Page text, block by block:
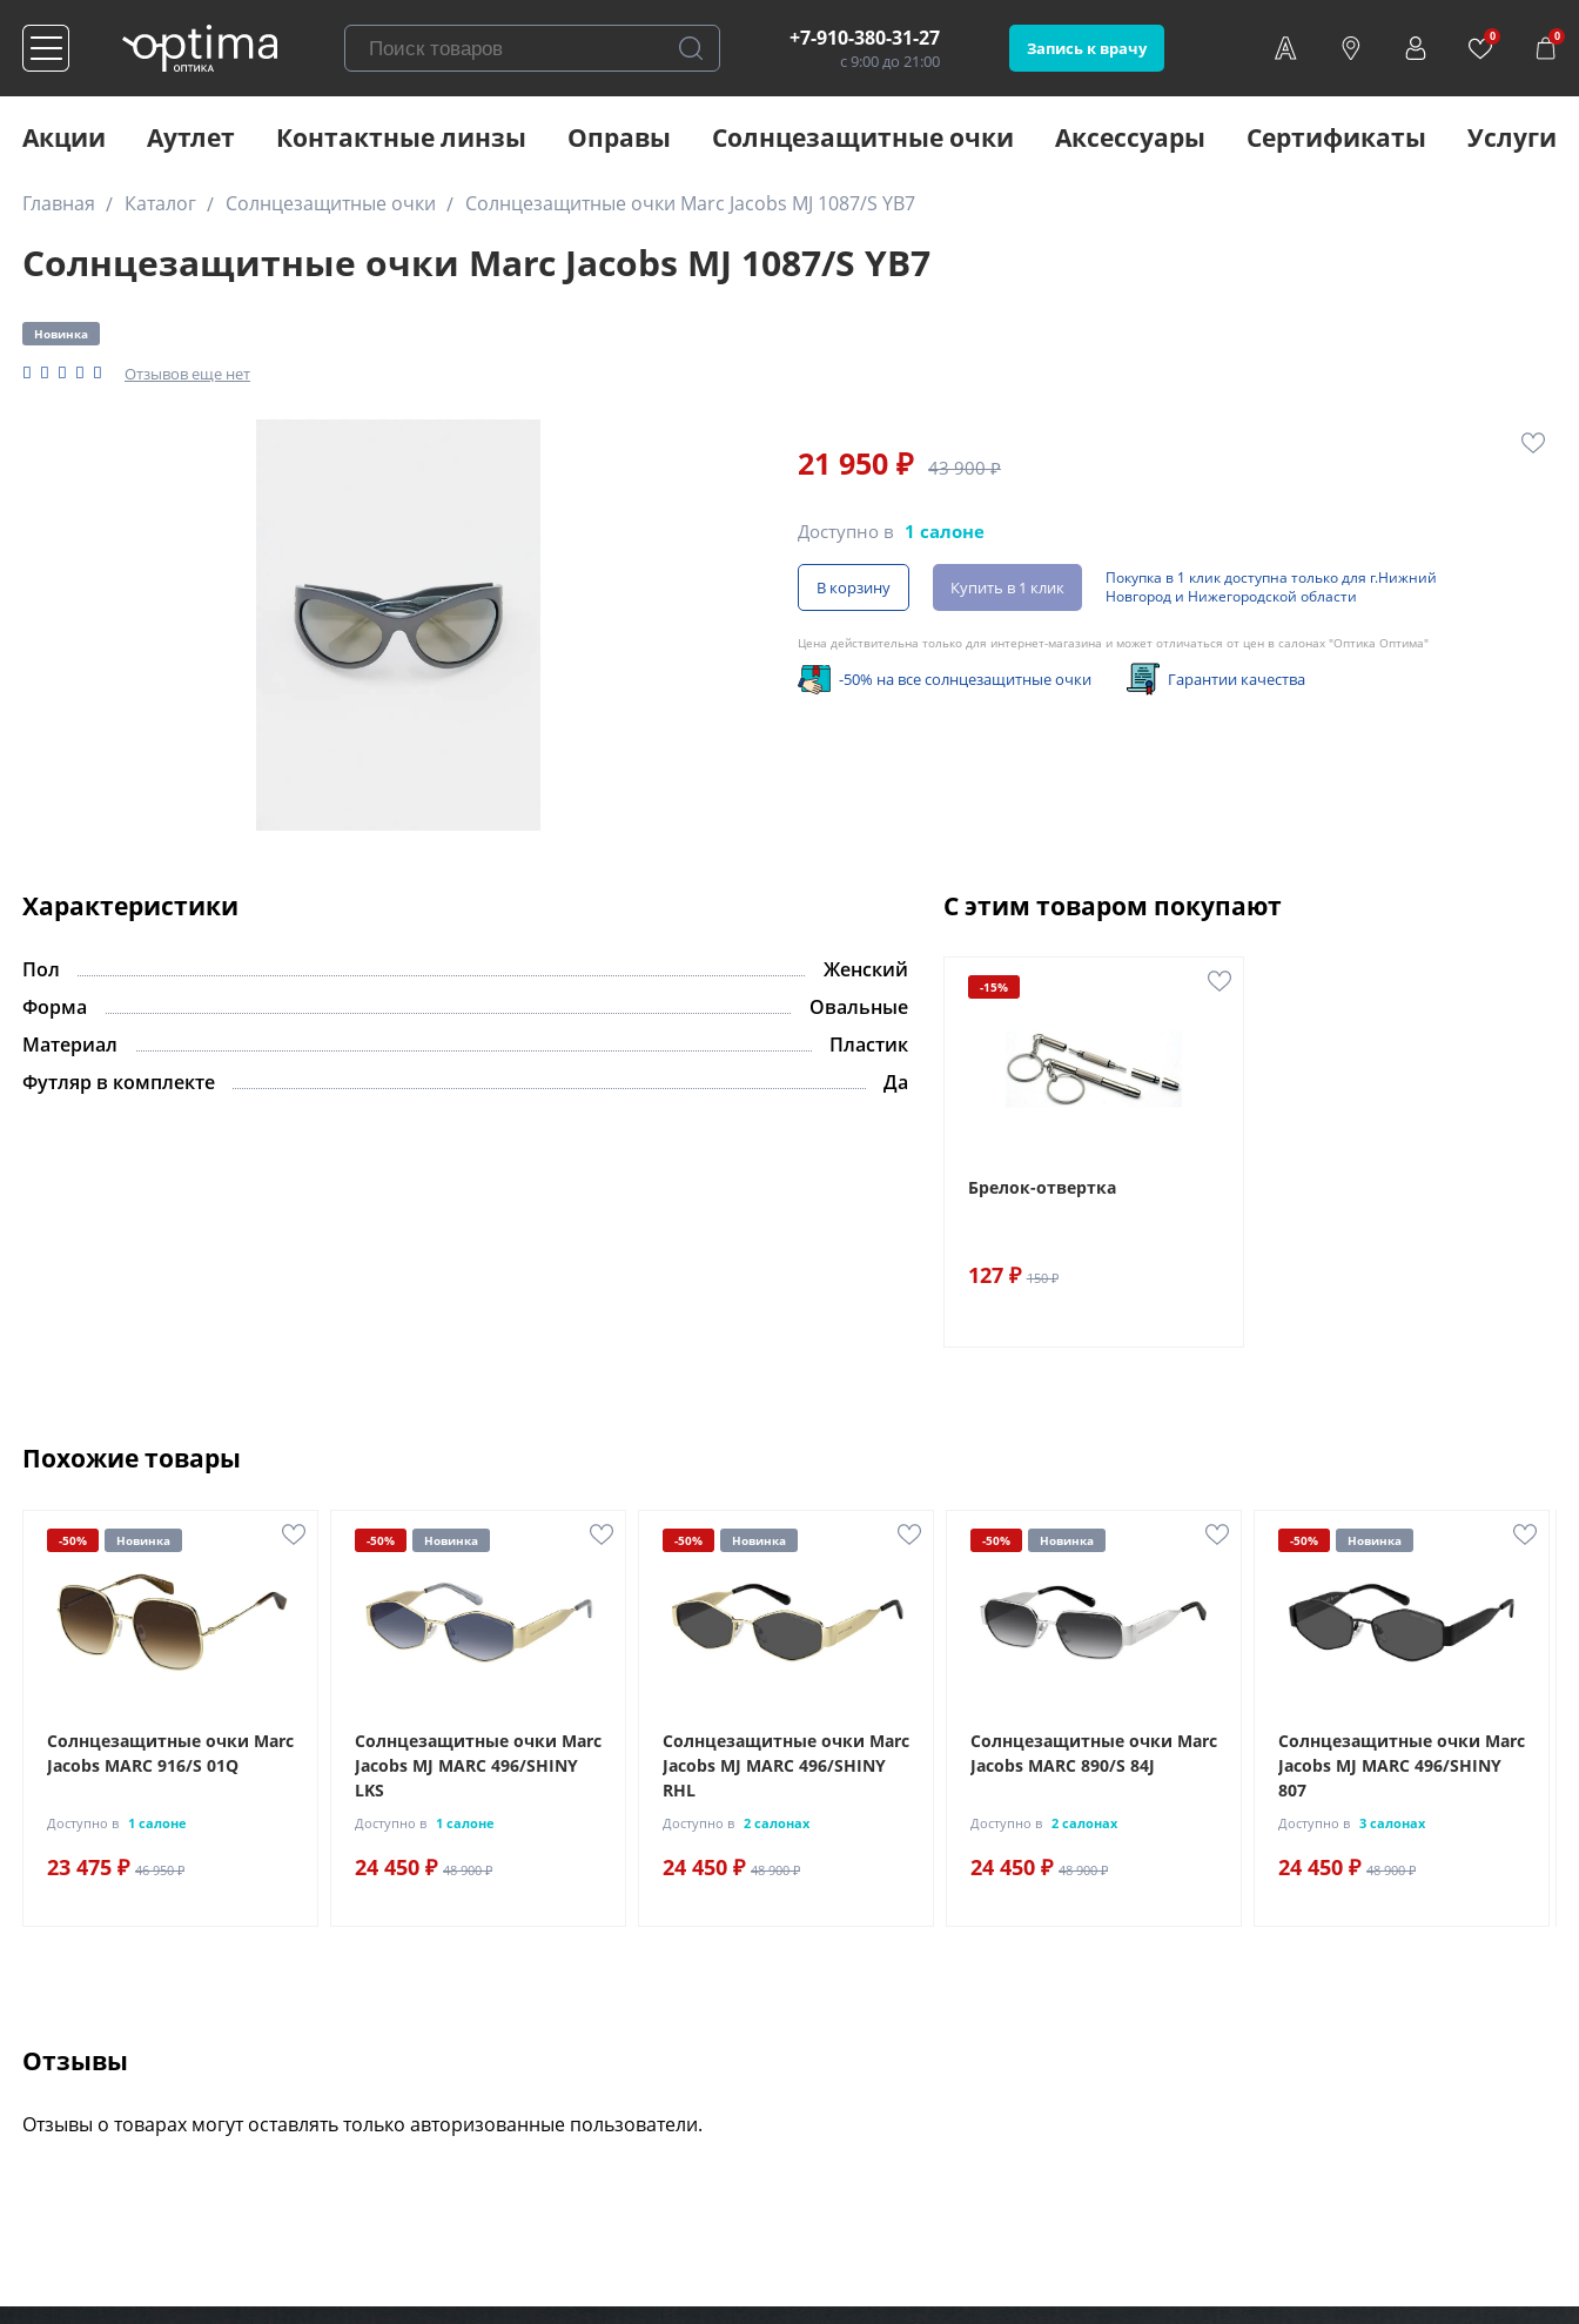
+7-910-380-31-27
с 9:00 до 21:00
Запись к врачу
0 0
Акции Аутлет Контактные линзы Оправы Солнцезащитные очки Аксессуары Сертификаты Услуги
Главная Каталог Солнцезащитные очки Солнцезащитные очки Marc Jacobs MJ 1087/S YB7
Солнцезащитные очки Marc Jacobs MJ 1087/S YB7
Новинка
Отзывов еще нет
21 950 ₽ 43 900 ₽
Доступно в 1 салоне
В корзину Купить в 1 клик
Покупка в 1 клик доступна только для г.Нижний
Новгород и Нижегородской области
Цена действительна только для интернет-магазина и может отличаться от цен в салонах "Оптика Оптима"
-50% на все солнцезащитные очки Гарантии качества
Характеристики
Пол
Женский
Форма
Овальные
Материал
Пластик
Футляр в комплекте
Да
С этим товаром покупают
-15%
Брелок-отвертка
127 ₽ 150 ₽
Похожие товары
-50% Новинка
Солнцезащитные очки Marc
Jacobs MARC 916/S 01Q
Доступно в 1 салоне
23 475 ₽ 46 950 ₽
-50% Новинка
Солнцезащитные очки Marc
Jacobs MJ MARC 496/SHINY
LKS
Доступно в 1 салоне
24 450 ₽ 48 900 ₽
-50% Новинка
Солнцезащитные очки Marc
Jacobs MJ MARC 496/SHINY
RHL
Доступно в 2 салонах
24 450 ₽ 48 900 ₽
-50% Новинка
Солнцезащитные очки Marc
Jacobs MARC 890/S 84J
Доступно в 2 салонах
24 450 ₽ 48 900 ₽
-50% Новинка
Солнцезащитные очки Marc
Jacobs MJ MARC 496/SHINY
807
Доступно в 3 салонах
24 450 ₽ 48 900 ₽
Отзывы
Отзывы о товарах могут оставлять только авторизованные пользователи.